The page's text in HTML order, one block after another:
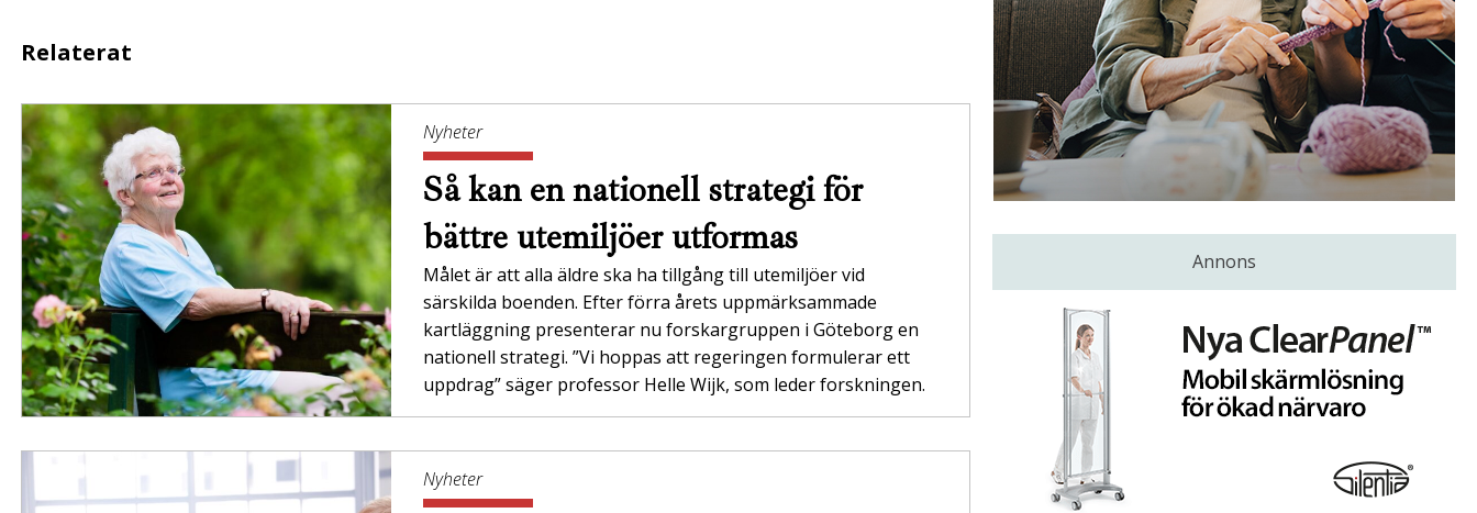
Relaterat
Nyheter
Så kan en nationell strategi för
bättre utemiljöer utformas
Målet är att alla äldre ska ha tillgång till utemiljöer vid
särskilda boenden. Efter förra årets uppmärksammade
kartläggning presenterar nu forskargruppen i Göteborg en
nationell strategi. ”Vi hoppas att regeringen formulerar ett
uppdrag” säger professor Helle Wijk, som leder forskningen.
Nyheter
Annons